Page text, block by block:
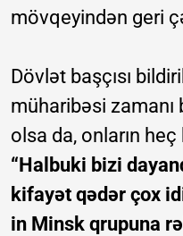
mövqeyindən geri
Dövlət başçısı
müharibəsi
olsa da, onların
“Halbuki bizi
kifayət qədər çox
in Minsk qrupuna